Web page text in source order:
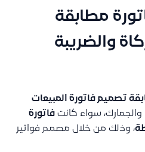
مطابقة
والضريبة
تصميم فاتورة المبيعات
والجمارك، سواء كانت فاتورة
، وذلك من خلال مصمم فواتير